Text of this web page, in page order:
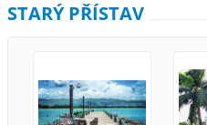
STARÝ PŘÍSTAV